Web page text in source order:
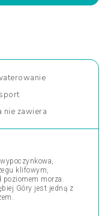
nie zawiera
klifowym,
morza.
Góry jest jedną z